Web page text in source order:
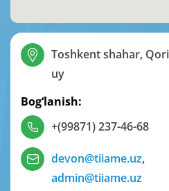
Toshkent shahar,
uy
Bog‘lanish:
+(99871) 237-46-68
devon@tiiame.uz,
admin@tiiame.uz